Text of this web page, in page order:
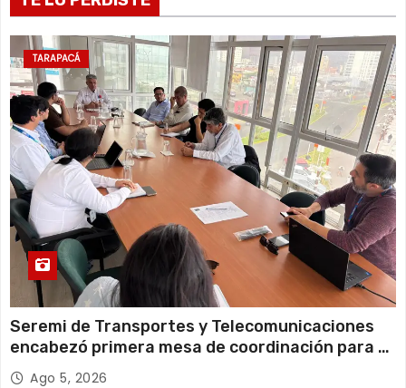
Martes
12 de agosto
Miércoles 23°C 19°C
13 de agosto
Jueves 20°C 18°C
TARAPACÁ
Seremi de Transportes y Telecomunicaciones
encabezó primera mesa de coordinación para el
retiro de cables en desuso en Iquique
Ago 5, 2026